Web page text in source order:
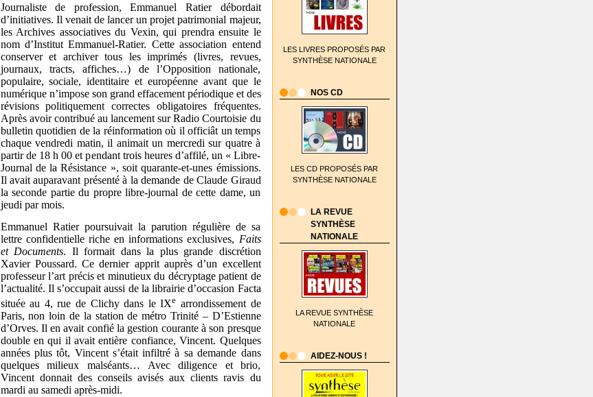
LES LIVRES PROPOSÉS PAR
SYNTHÈSE NATIONALE
NOS CD
LES CD PROPOSÉS PAR
SYNTHÈSE NATIONALE
LA REVUE
SYNTHÈSE
NATIONALE
LA REVUE SYNTHÈSE
NATIONALE
AIDEZ-NOUS !
Journaliste de profession, Emmanuel Ratier débordait
d’initiatives. Il venait de lancer un projet patrimonial majeur,
les Archives associatives du Vexin, qui prendra ensuite le
nom d’Institut Emmanuel-Ratier. Cette association entend
conserver et archiver tous les imprimés (livres, revues,
journaux, tracts, affiches…) de l’Opposition nationale,
populaire, sociale, identitaire et européenne avant que le
numérique n’impose son grand effacement périodique et des
révisions politiquement correctes obligatoires fréquentes.
Après avoir contribué au lancement sur Radio Courtoisie du
bulletin quotidien de la réinformation où il officiât un temps
chaque vendredi matin, il animait un mercredi sur quatre à
partir de 18 h 00 et pendant trois heures d’affilé, un « Libre-
Journal de la Résistance », soit quarante-et-unes émissions.
Il avait auparavant présenté à la demande de Claude Giraud
la seconde partie du propre libre-journal de cette dame, un
jeudi par mois.
Emmanuel Ratier poursuivait la parution régulière de sa
lettre confidentielle riche en informations exclusives, Faits
et Documents. Il formait dans la plus grande discrétion
Xavier Poussard. Ce dernier apprit auprès d’un excellent
professeur l’art précis et minutieux du décryptage patient de
l’actualité. Il s’occupait aussi de la librairie d’occasion Facta
située au 4, rue de Clichy dans le IXe arrondissement de
Paris, non loin de la station de métro Trinité – D’Estienne
d’Orves. Il en avait confié la gestion courante à son presque
double en qui il avait entière confiance, Vincent. Quelques
années plus tôt, Vincent s’était infiltré à sa demande dans
quelques milieux malséants… Avec diligence et brio,
Vincent donnait des conseils avisés aux clients ravis du
mardi au samedi après-midi.